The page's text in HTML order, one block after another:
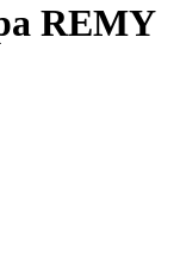
REMY